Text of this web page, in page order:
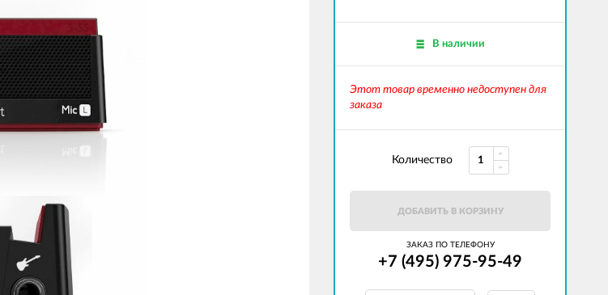
В наличии
Этот товар временно недоступен для
заказа
Количество
ДОБАВИТЬ В КОРЗИНУ
ЗАКАЗ ПО ТЕЛЕФОНУ
+7 (495) 975-95-49